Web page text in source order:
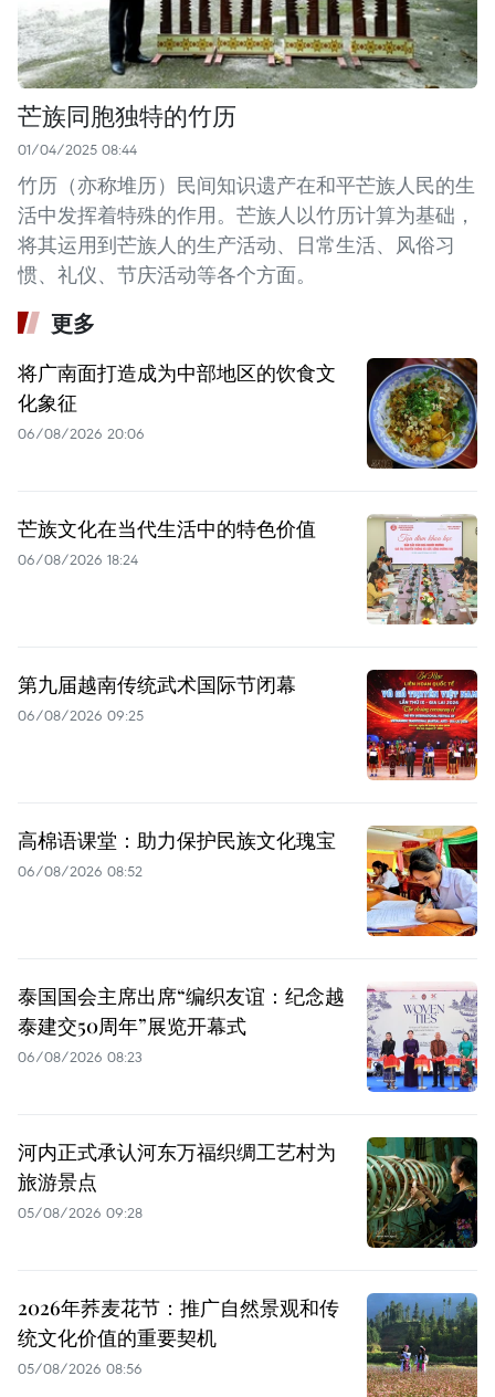
芒族同胞独特的竹历
01/04/2025 08:44
竹历（亦称堆历）民间知识遗产在和平芒族人民的生
活中发挥着特殊的作用。芒族人以竹历计算为基础，
将其运用到芒族人的生产活动、日常生活、风俗习
惯、礼仪、节庆活动等各个方面。
更多
将广南面打造成为中部地区的饮食文
化象征
06/08/2026 20:06
芒族文化在当代生活中的特色价值
06/08/2026 18:24
第九届越南传统武术国际节闭幕
06/08/2026 09:25
高棉语课堂：助力保护民族文化瑰宝
06/08/2026 08:52
泰国国会主席出席“编织友谊：纪念越
泰建交50周年”展览开幕式
06/08/2026 08:23
河内正式承认河东万福织绸工艺村为
旅游景点
05/08/2026 09:28
2026年荞麦花节：推广自然景观和传
统文化价值的重要契机
05/08/2026 08:56